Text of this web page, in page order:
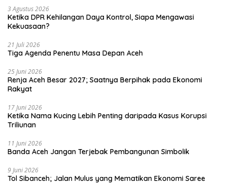
3 Agustus 2026
Ketika DPR Kehilangan Daya Kontrol, Siapa Mengawasi
Kekuasaan?
21 Juli 2026
Tiga Agenda Penentu Masa Depan Aceh
25 Juni 2026
Renja Aceh Besar 2027; Saatnya Berpihak pada Ekonomi
Rakyat
17 Juni 2026
Ketika Nama Kucing Lebih Penting daripada Kasus Korupsi
Triliunan
11 Juni 2026
Banda Aceh Jangan Terjebak Pembangunan Simbolik
9 Juni 2026
Tol Sibanceh; Jalan Mulus yang Mematikan Ekonomi Saree